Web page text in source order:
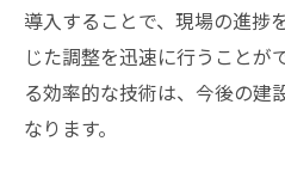
導入することで、現場の進捗
じた調整を迅速に行うことが
る効率的な技術は、今後の建
なります。